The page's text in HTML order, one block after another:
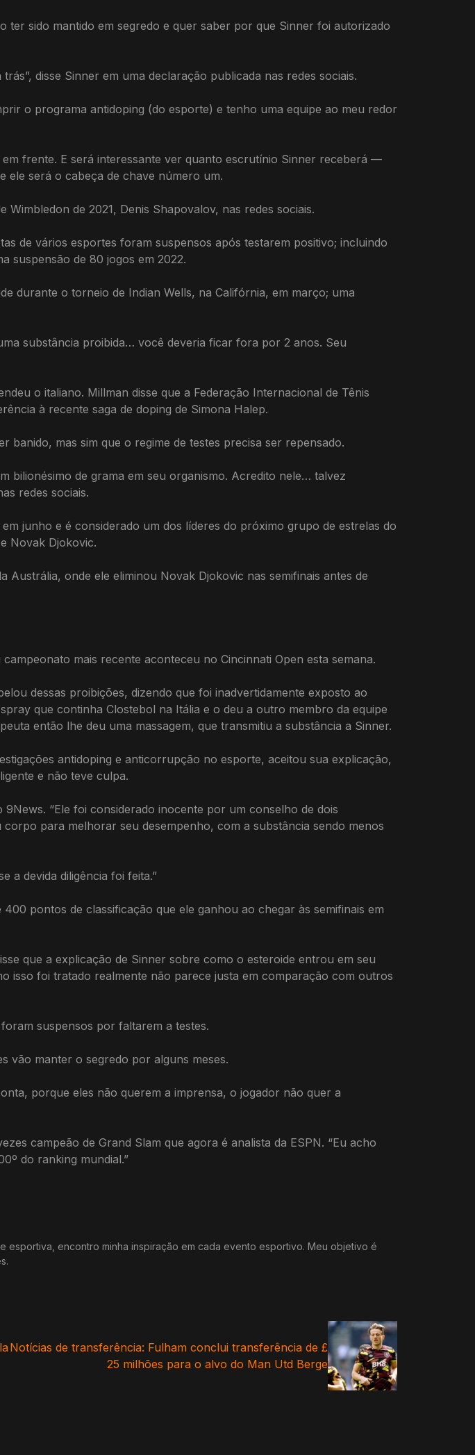
sido mantido em segredo e quer saber por que Sinner foi autorizado
disse Sinner em uma declaração publicada nas redes sociais.
o programa antidoping (do esporte) e tenho uma equipe ao meu redor
frente. E será interessante ver quanto escrutínio Sinner receberá —
ele será o cabeça de chave número um.
Wimbledon de 2021, Denis Shapovalov, nas redes sociais.
de vários esportes foram suspensos após testarem positivo; incluindo
suspensão de 80 jogos em 2022.
durante o torneio de Indian Wells, na Califórnia, em março; uma
substância proibida… você deveria ficar fora por 2 anos. Seu
o italiano. Millman disse que a Federação Internacional de Tênis
à recente saga de doping de Simona Halep.
banido, mas sim que o regime de testes precisa ser repensado.
bilionésimo de grama em seu organismo. Acredito nele… talvez
redes sociais.
junho e é considerado um dos líderes do próximo grupo de estrelas do
Novak Djokovic.
onde ele eliminou Novak Djokovic nas semifinais antes de
mais recente aconteceu no Cincinnati Open esta semana.
dessas proibições, dizendo que foi inadvertidamente exposto ao
que continha Clostebol na Itália e o deu a outro membro da equipe
então lhe deu uma massagem, que transmitiu a substância a Sinner.
antidoping e anticorrupção no esporte, aceitou sua explicação,
e não teve culpa.
“Ele foi considerado inocente por um conselho de dois
para melhorar seu desempenho, com a substância sendo menos
a devida diligência foi feita.”
pontos de classificação que ele ganhou ao chegar às semifinais em
que a explicação de Sinner sobre como o esteroide entrou em seu
isso foi tratado realmente não parece justa em comparação com outros
suspensos por faltarem a testes.
vão manter o segredo por alguns meses.
porque eles não querem a imprensa, o jogador não quer a
campeão de Grand Slam que agora é analista da ESPN. “Eu acho
do ranking mundial.”
esportiva, encontro minha inspiração em cada evento esportivo. Meu objetivo é
Notícias de transferência: Fulham conclui transferência de £
25 milhões para o alvo do Man Utd Berge